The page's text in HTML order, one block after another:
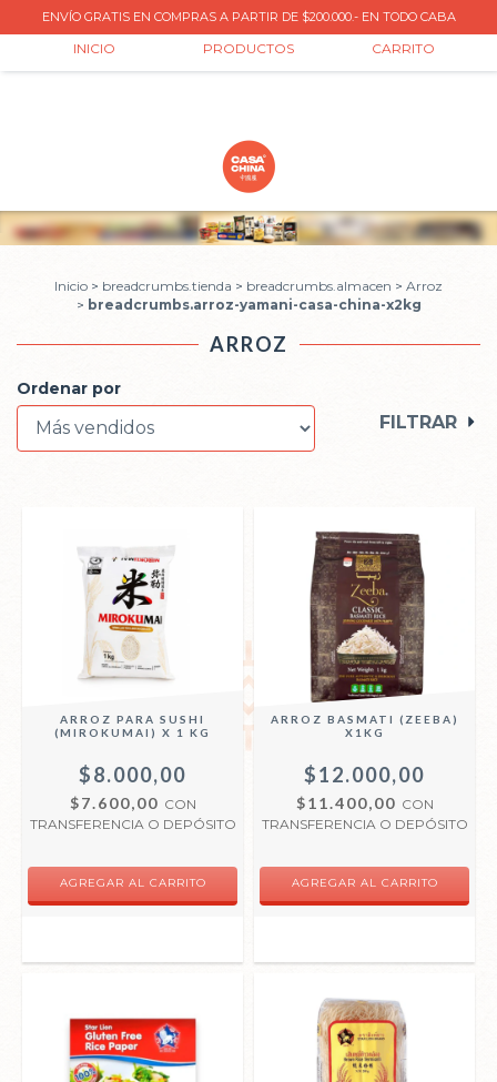
ENVÍO GRATIS EN COMPRAS A PARTIR DE $200.000.- EN TODO CABA
INICIO PRODUCTOS CARRITO
0
Inicio > breadcrumbs.tienda > breadcrumbs.almacen > Arroz
> breadcrumbs.arroz-yamani-casa-china-x2kg
ARROZ
Ordenar por
FILTRAR
ARROZ PARA SUSHI
(MIROKUMAI) X 1 KG
$8.000,00
$7.600,00 CON
TRANSFERENCIA O DEPÓSITO
ARROZ BASMATI (ZEEBA)
X1KG
$12.000,00
$11.400,00 CON
TRANSFERENCIA O DEPÓSITO